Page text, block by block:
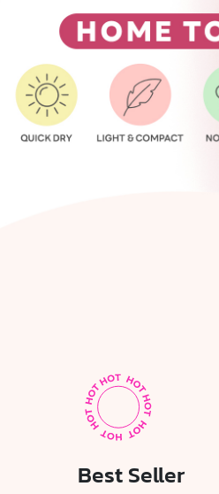
Best Seller
45฿
OFF